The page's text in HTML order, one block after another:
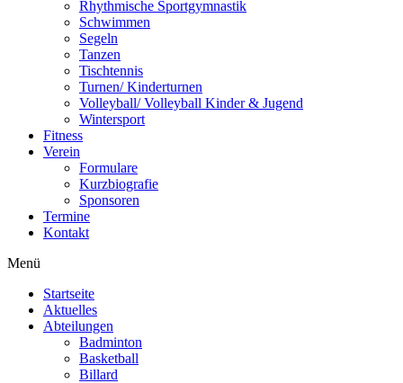
Rhythmische Sportgymnastik
Schwimmen
Segeln
Tanzen
Tischtennis
Turnen/ Kinderturnen
Volleyball/ Volleyball Kinder & Jugend
Wintersport
Fitness
Verein
Formulare
Kurzbiografie
Sponsoren
Termine
Kontakt
Menü
Startseite
Aktuelles
Abteilungen
Badminton
Basketball
Billard